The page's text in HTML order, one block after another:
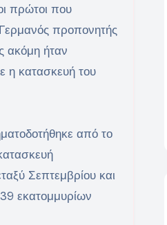
πρώτοι που
προπονητής
ακόμη ήταν
η κατασκευή του
από το
Σεπτεμβρίου και
εκατομμυρίων